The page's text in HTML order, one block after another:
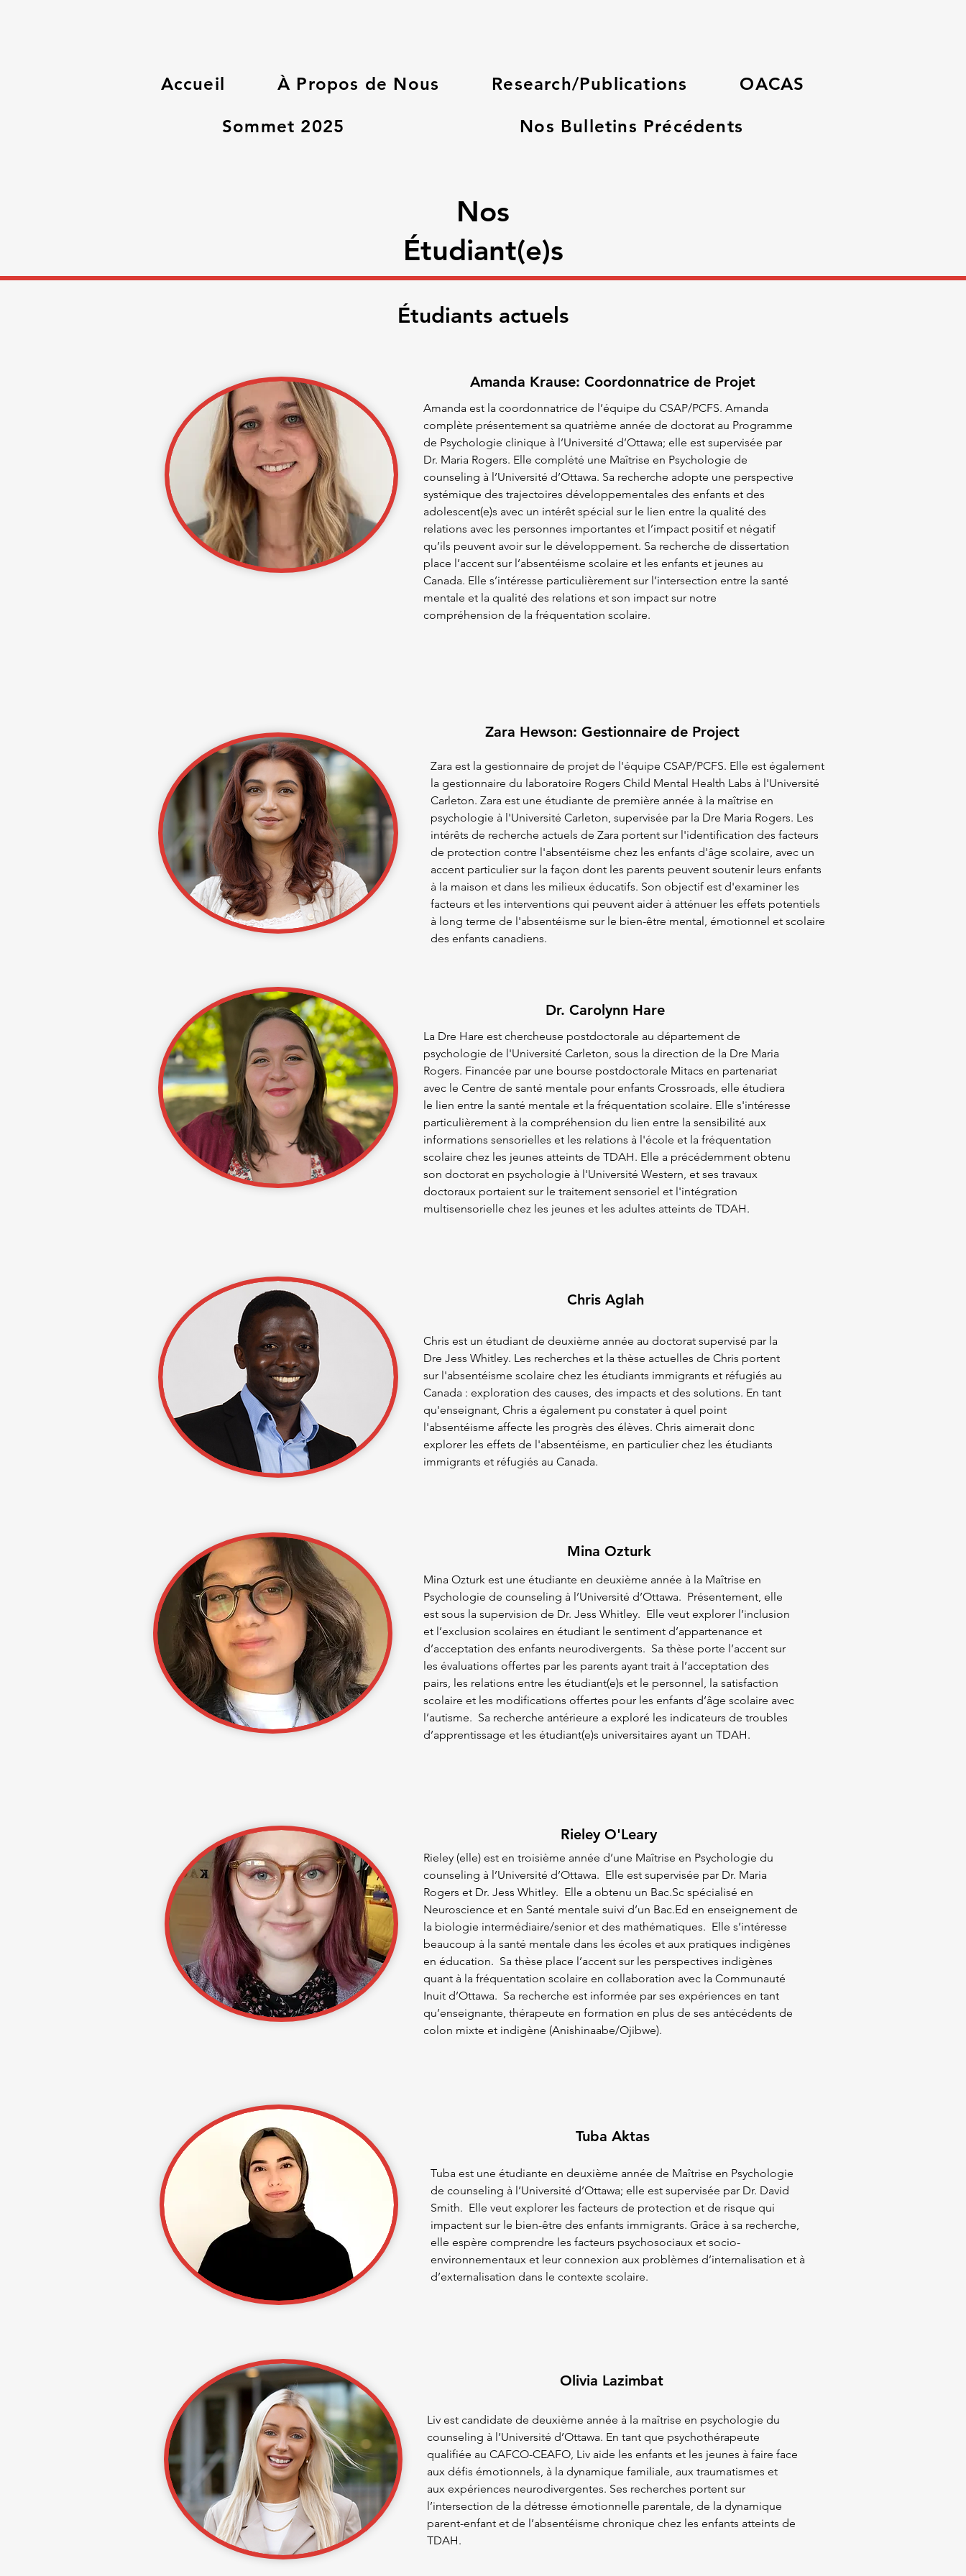
Accueil À Propos de Nous Research/Publications OACAS
Sommet 2025 Nos Bulletins Précédents
Nos
Étudiant(e)s
Étudiants actuels
Amanda Krause: Coordonnatrice de Projet
Amanda est la coordonnatrice de l’équipe du CSAP/PCFS. Amanda
complète présentement sa quatrième année de doctorat au Programme
de Psychologie clinique à l’Université d’Ottawa; elle est supervisée par
Dr. Maria Rogers. Elle complété une Maîtrise en Psychologie de
counseling à l’Université d’Ottawa. Sa recherche adopte une perspective
systémique des trajectoires développementales des enfants et des
adolescent(e)s avec un intérêt spécial sur le lien entre la qualité des
relations avec les personnes importantes et l’impact positif et négatif
qu’ils peuvent avoir sur le développement. Sa recherche de dissertation
place l’accent sur l’absentéisme scolaire et les enfants et jeunes au
Canada. Elle s’intéresse particulièrement sur l’intersection entre la santé
mentale et la qualité des relations et son impact sur notre
compréhension de la fréquentation scolaire.
Zara Hewson: Gestionnaire de Project
Zara est la gestionnaire de projet de l'équipe CSAP/PCFS. Elle est également
la gestionnaire du laboratoire Rogers Child Mental Health Labs à l'Université
Carleton. Zara est une étudiante de première année à la maîtrise en
psychologie à l'Université Carleton, supervisée par la Dre Maria Rogers. Les
intérêts de recherche actuels de Zara portent sur l'identification des facteurs
de protection contre l'absentéisme chez les enfants d'âge scolaire, avec un
accent particulier sur la façon dont les parents peuvent soutenir leurs enfants
à la maison et dans les milieux éducatifs. Son objectif est d'examiner les
facteurs et les interventions qui peuvent aider à atténuer les effets potentiels
à long terme de l'absentéisme sur le bien-être mental, émotionnel et scolaire
des enfants canadiens.
Dr. Carolynn Hare
La Dre Hare est chercheuse postdoctorale au département de
psychologie de l'Université Carleton, sous la direction de la Dre Maria
Rogers. Financée par une bourse postdoctorale Mitacs en partenariat
avec le Centre de santé mentale pour enfants Crossroads, elle étudiera
le lien entre la santé mentale et la fréquentation scolaire. Elle s'intéresse
particulièrement à la compréhension du lien entre la sensibilité aux
informations sensorielles et les relations à l'école et la fréquentation
scolaire chez les jeunes atteints de TDAH. Elle a précédemment obtenu
son doctorat en psychologie à l'Université Western, et ses travaux
doctoraux portaient sur le traitement sensoriel et l'intégration
multisensorielle chez les jeunes et les adultes atteints de TDAH.
Chris Aglah
Chris est un étudiant de deuxième année au doctorat supervisé par la
Dre Jess Whitley. Les recherches et la thèse actuelles de Chris portent
sur l'absentéisme scolaire chez les étudiants immigrants et réfugiés au
Canada : exploration des causes, des impacts et des solutions. En tant
qu'enseignant, Chris a également pu constater à quel point
l'absentéisme affecte les progrès des élèves. Chris aimerait donc
explorer les effets de l'absentéisme, en particulier chez les étudiants
immigrants et réfugiés au Canada.
Mina Ozturk
Mina Ozturk est une étudiante en deuxième année à la Maîtrise en
Psychologie de counseling à l’Université d’Ottawa. Présentement, elle
est sous la supervision de Dr. Jess Whitley. Elle veut explorer l’inclusion
et l’exclusion scolaires en étudiant le sentiment d’appartenance et
d’acceptation des enfants neurodivergents. Sa thèse porte l’accent sur
les évaluations offertes par les parents ayant trait à l’acceptation des
pairs, les relations entre les étudiant(e)s et le personnel, la satisfaction
scolaire et les modifications offertes pour les enfants d’âge scolaire avec
l’autisme. Sa recherche antérieure a exploré les indicateurs de troubles
d’apprentissage et les étudiant(e)s universitaires ayant un TDAH.
Rieley O'Leary
Rieley (elle) est en troisième année d’une Maîtrise en Psychologie du
counseling à l’Université d’Ottawa. Elle est supervisée par Dr. Maria
Rogers et Dr. Jess Whitley. Elle a obtenu un Bac.Sc spécialisé en
Neuroscience et en Santé mentale suivi d’un Bac.Ed en enseignement de
la biologie intermédiaire/senior et des mathématiques. Elle s’intéresse
beaucoup à la santé mentale dans les écoles et aux pratiques indigènes
en éducation. Sa thèse place l’accent sur les perspectives indigènes
quant à la fréquentation scolaire en collaboration avec la Communauté
Inuit d’Ottawa. Sa recherche est informée par ses expériences en tant
qu’enseignante, thérapeute en formation en plus de ses antécédents de
colon mixte et indigène (Anishinaabe/Ojibwe).
Tuba Aktas
Tuba est une étudiante en deuxième année de Maîtrise en Psychologie
de counseling à l’Université d’Ottawa; elle est supervisée par Dr. David
Smith. Elle veut explorer les facteurs de protection et de risque qui
impactent sur le bien-être des enfants immigrants. Grâce à sa recherche,
elle espère comprendre les facteurs psychosociaux et socio-
environnementaux et leur connexion aux problèmes d’internalisation et à
d’externalisation dans le contexte scolaire.
Olivia Lazimbat
Liv est candidate de deuxième année à la maîtrise en psychologie du
counseling à l’Université d’Ottawa. En tant que psychothérapeute
qualifiée au CAFCO-CEAFO, Liv aide les enfants et les jeunes à faire face
aux défis émotionnels, à la dynamique familiale, aux traumatismes et
aux expériences neurodivergentes. Ses recherches portent sur
l’intersection de la détresse émotionnelle parentale, de la dynamique
parent-enfant et de l’absentéisme chronique chez les enfants atteints de
TDAH.